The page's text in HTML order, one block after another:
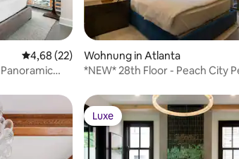
Durchschnittliche Bewertung: 4,68 von 5,
4,68 (22)
Wohnung in Atlanta
*NEW* 28th Floor - Peach City
Luxe
Luxe